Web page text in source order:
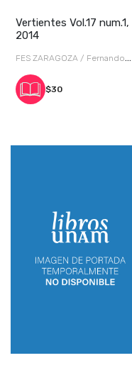
Vertientes Vol.17 num.1,
2014
FES ZARAGOZA / Fernando
Escalante
$30